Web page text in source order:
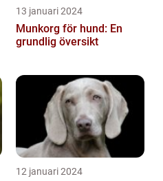
13 januari 2024
Munkorg för hund: En
grundlig översikt
12 januari 2024